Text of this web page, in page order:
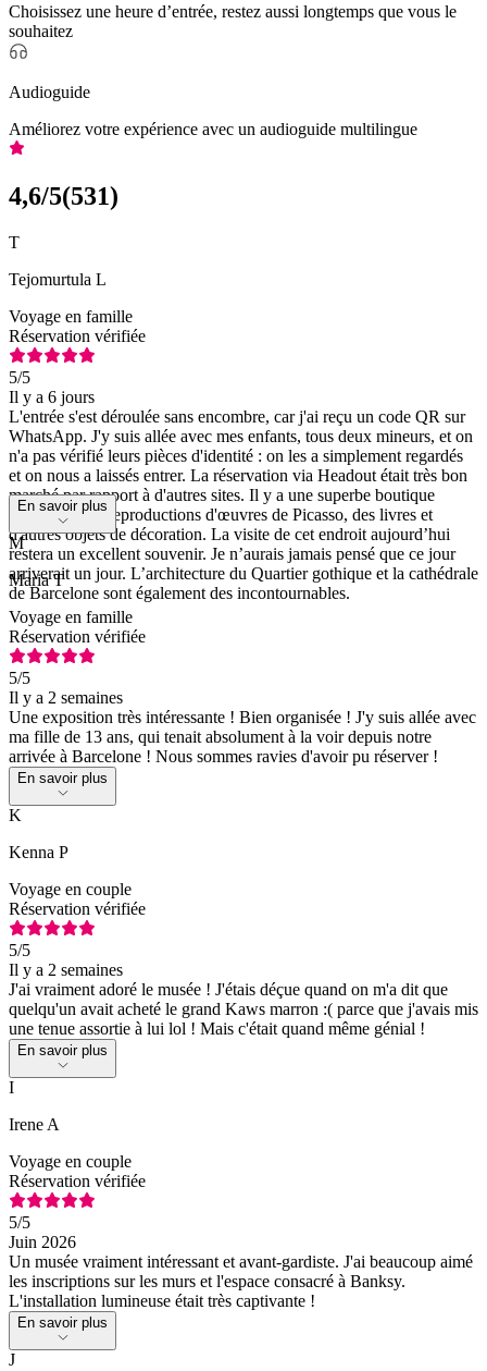
Choisissez une heure d’entrée, restez aussi longtemps que vous le
souhaitez
Audioguide
Améliorez votre expérience avec un audioguide multilingue
4,6/5(531)
T
Tejomurtula L
Voyage en famille
Réservation vérifiée
5/5
Il y a 6 jours
L'entrée s'est déroulée sans encombre, car j'ai reçu un code QR sur
WhatsApp. J'y suis allée avec mes enfants, tous deux mineurs, et on
n'a pas vérifié leurs pièces d'identité : on les a simplement regardés
et on nous a laissés entrer. La réservation via Headout était très bon
marché par rapport à d'autres sites. Il y a une superbe boutique
proposant des reproductions d'œuvres de Picasso, des livres et
d'autres objets de décoration. La visite de cet endroit aujourd’hui
restera un excellent souvenir. Je n’aurais jamais pensé que ce jour
arriverait un jour. L’architecture du Quartier gothique et la cathédrale
de Barcelone sont également des incontournables.
En savoir plus
M
Maria T
Voyage en famille
Réservation vérifiée
5/5
Il y a 2 semaines
Une exposition très intéressante ! Bien organisée ! J'y suis allée avec
ma fille de 13 ans, qui tenait absolument à la voir depuis notre
arrivée à Barcelone ! Nous sommes ravies d'avoir pu réserver !
En savoir plus
K
Kenna P
Voyage en couple
Réservation vérifiée
5/5
Il y a 2 semaines
J'ai vraiment adoré le musée ! J'étais déçue quand on m'a dit que
quelqu'un avait acheté le grand Kaws marron :( parce que j'avais mis
une tenue assortie à lui lol ! Mais c'était quand même génial !
En savoir plus
I
Irene A
Voyage en couple
Réservation vérifiée
5/5
Juin 2026
Un musée vraiment intéressant et avant-gardiste. J'ai beaucoup aimé
les inscriptions sur les murs et l'espace consacré à Banksy.
L'installation lumineuse était très captivante !
En savoir plus
J